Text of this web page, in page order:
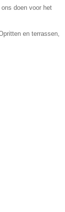
doen voor het
en terrassen,